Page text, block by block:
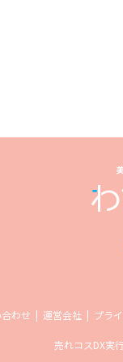
わせ 運営会社 プラ
売れコスDX実